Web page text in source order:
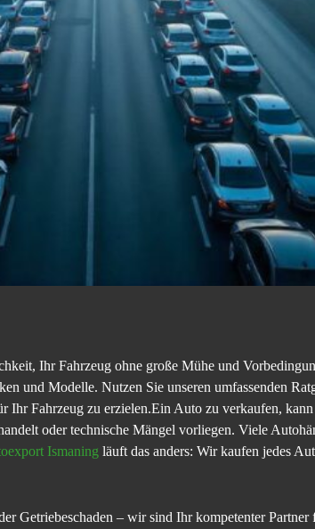
Ihr Fahrzeug ohne große Mühe und
und Modelle. Nutzen Sie unseren umfassenden
Ihr Fahrzeug zu erzielen.Ein Auto zu verkaufen,
oder technische Mängel vorliegen. Viele
Ismaning läuft das anders: Wir kaufen jedes
Getriebeschaden – wir sind Ihr kompetenter Partner